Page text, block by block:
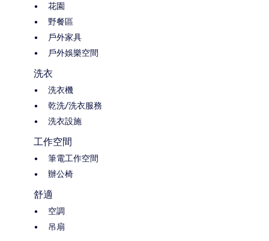
花園
野餐區
戶外家具
戶外娛樂空間
洗衣
洗衣機
乾洗/洗衣服務
洗衣設施
工作空間
筆電工作空間
辦公椅
舒適
空調
吊扇